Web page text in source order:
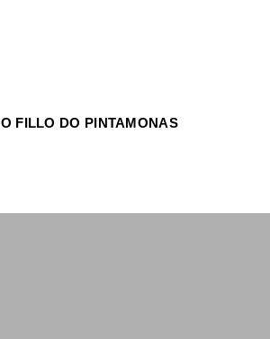
O FILLO DO PINTAMONAS